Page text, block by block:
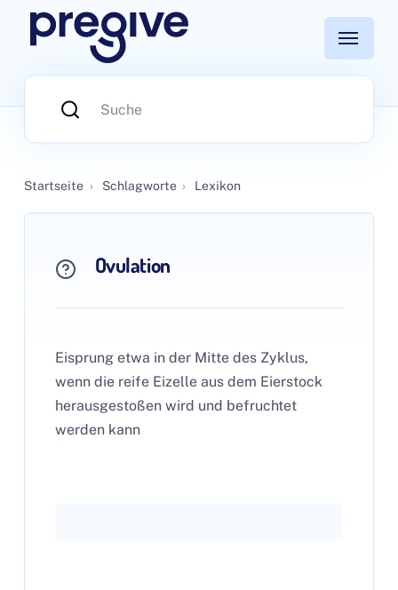
Startseite › Schlagworte › Lexikon
Ovulation
Eisprung etwa in der Mitte des Zyklus,
wenn die reife Eizelle aus dem Eierstock
herausgestoßen wird und befruchtet
werden kann